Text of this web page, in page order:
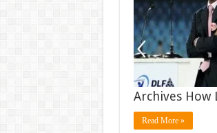
Archives How
Read More »